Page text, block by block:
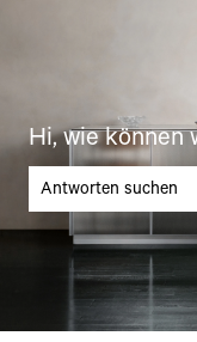
Hi, wie können
Es gibt keine